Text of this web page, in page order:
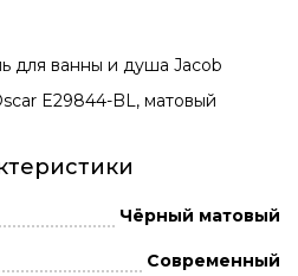
для ванны и душа Jacob
E29844-BL, матовый
Чёрный матовый
Современный